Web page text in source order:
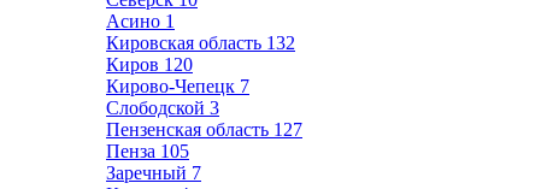
Асино 1
Кировская область 132
Киров 120
Кирово-Чепецк 7
Слободской 3
Пензенская область 127
Пенза 105
Заречный 7